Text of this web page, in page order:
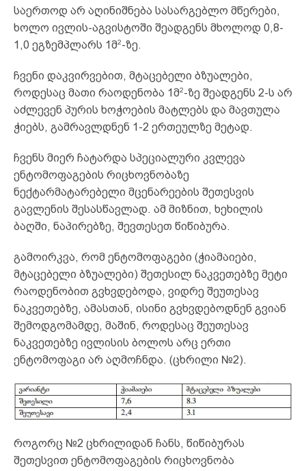
საერთოდ არ აღინიშნება სასარგებლო მწერები,
ხოლო ივლის-აგვისტოში შეადგენს მხოლოდ 0,8-
1,0 ეგზემპლარს 1მ2-ზე.
ჩვენი დაკვირვებით, მტაცებელი ბზუალები,
როდესაც მათი რაოდენობა 1მ2-ზე შეადგენს 2-ს არ
აძლევენ პურის ხოჭოების მატლებს და მავთულა
ჭიებს, გამრავლდნენ 1-2 ერთეულზე მეტად.
ჩვენს მიერ ჩატარდა სპეციალური კვლევა
ენტომოფაგების რიცხოვნობაზე
ნექტარმატარებელი მცენარეების შეთესვის
გავლენის შესასწავლად. ამ მიზნით, ხეხილის
ბაღში, ნაპირებზე, შევთესეთ წიწიბურა.
გამოირკვა, რომ ენტომოფაგები (ჭიამაიები,
მტაცებელი ბზუალები) შეთესილ ნაკვეთებზე მეტი
რაოდენობით გვხვდებოდა, ვიდრე შეუთესავ
ნაკვეთებზე, ამასთან, ისინი გვხვდებოდნენ გვიან
შემოდგომამდე, მაშინ, როდესაც შეუთესავ
ნაკვეთებზე ივლისის ბოლოს არც ერთი
ენტომოფაგი არ აღმოჩნდა. (ცხრილი №2).
როგორც №2 ცხრილიდან ჩანს, წიწიბურას
შეთესვით ენტომოფაგების რიცხოვნობა